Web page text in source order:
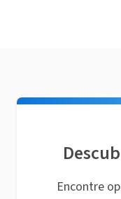
Encontre